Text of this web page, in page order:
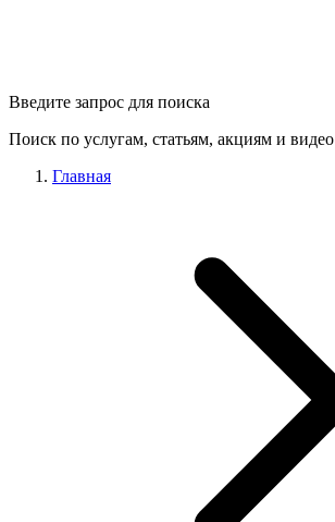
Введите запрос для поиска
Поиск по услугам, статьям, акциям и видео
Главная